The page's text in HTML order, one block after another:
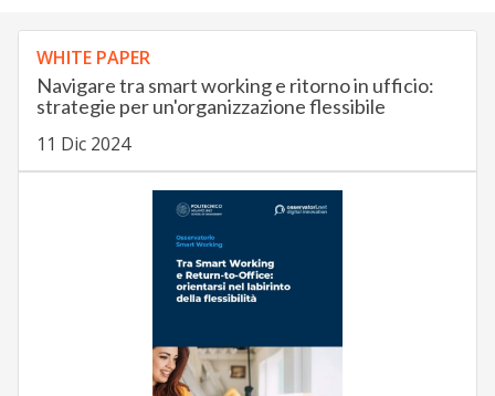
WHITE PAPER
Navigare tra smart working e ritorno in ufficio:
strategie per un'organizzazione flessibile
11 Dic 2024